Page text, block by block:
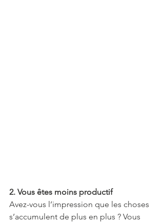
2. Vous êtes moins productif
Avez-vous l’impression que les choses
s’accumulent de plus en plus ? Vous